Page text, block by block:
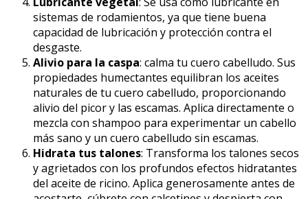
sistemas de rodamientos, ya que tiene buena
capacidad de lubricación y protección contra el
desgaste.
Alivio para la caspa: calma tu cuero cabelludo. Sus
propiedades humectantes equilibran los aceites
naturales de tu cuero cabelludo, proporcionando
alivio del picor y las escamas. Aplica directamente o
mezcla con shampoo para experimentar un cabello
más sano y un cuero cabelludo sin escamas.
Hidrata tus talones: Transforma los talones secos
y agrietados con los profundos efectos hidratantes
del aceite de ricino. Aplica generosamente antes de